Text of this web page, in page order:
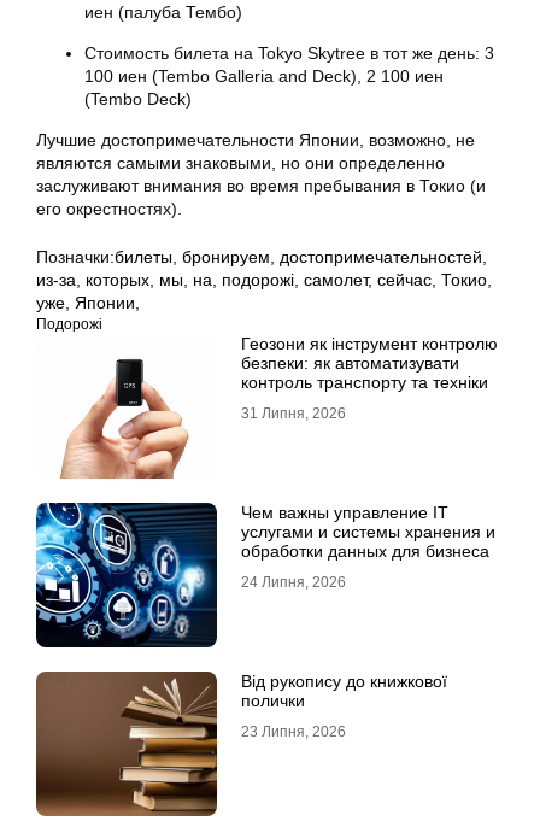
иен (палуба Тембо)
Стоимость билета на Tokyo Skytree в тот же день: 3
100 иен (Tembo Galleria and Deck), 2 100 иен
(Tembo Deck)
Лучшие достопримечательности Японии, возможно, не
являются самыми знаковыми, но они определенно
заслуживают внимания во время пребывания в Токио (и
его окрестностях).
Позначки:билеты, бронируем, достопримечательностей,
из-за, которых, мы, на, подорожі, самолет, сейчас, Токио,
уже, Японии,
Подорожі
Геозони як інструмент контролю
безпеки: як автоматизувати
контроль транспорту та техніки
31 Липня, 2026
Чем важны управление IT
услугами и системы хранения и
обработки данных для бизнеса
24 Липня, 2026
Від рукопису до книжкової
полички
23 Липня, 2026